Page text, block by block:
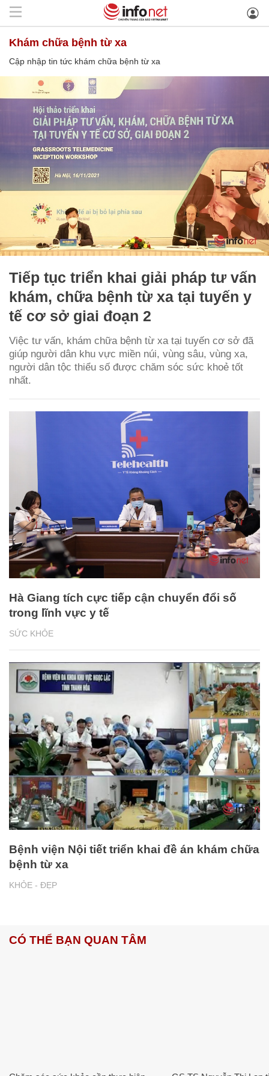
khám chữa bệnh từ xa
Cập nhập tin tức khám chữa bệnh từ xa
Tiếp tục triển khai giải pháp tư vấn
khám, chữa bệnh từ xa tại tuyến y
tế cơ sở giai đoạn 2
Việc tư vấn, khám chữa bệnh từ xa tại tuyến cơ sở đã
giúp người dân khu vực miền núi, vùng sâu, vùng xa,
người dân tộc thiểu số được chăm sóc sức khoẻ tốt
nhất.
SỨC KHỎE
Hà Giang tích cực tiếp cận chuyển đổi số
trong lĩnh vực y tế
KHỎE - ĐẸP
Bệnh viện Nội tiết triển khai đề án khám chữa
bệnh từ xa
CÓ THỂ BẠN QUAN TÂM